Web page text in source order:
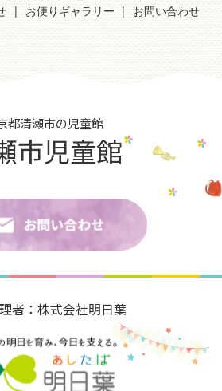
お便りギャラリー お問い合わせ
都清瀬市の児童館
市児童館
者：株式会社明日葉